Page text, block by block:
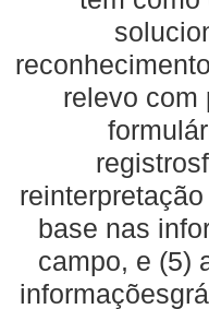
relevo com
base nas
campo, e (5)